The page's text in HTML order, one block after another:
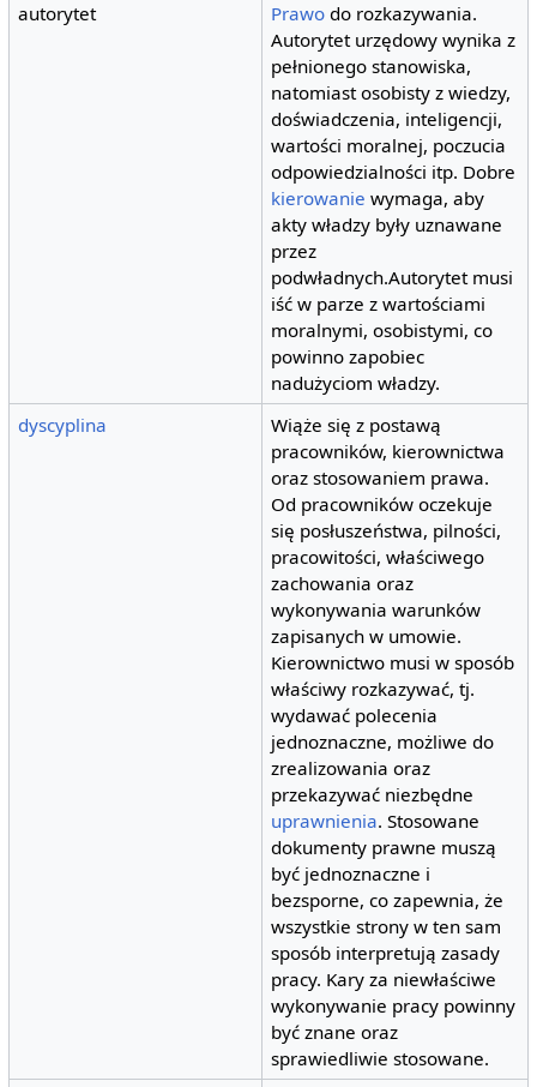
autorytet
Prawo do rozkazywania.
Autorytet urzędowy wynika z
pełnionego stanowiska,
natomiast osobisty z wiedzy,
doświadczenia, inteligencji,
wartości moralnej, poczucia
odpowiedzialności itp. Dobre
kierowanie wymaga, aby
akty władzy były uznawane
przez
podwładnych.Autorytet musi
iść w parze z wartościami
moralnymi, osobistymi, co
powinno zapobiec
nadużyciom władzy.
dyscyplina
Wiąże się z postawą
pracowników, kierownictwa
oraz stosowaniem prawa.
Od pracowników oczekuje
się posłuszeństwa, pilności,
pracowitości, właściwego
zachowania oraz
wykonywania warunków
zapisanych w umowie.
Kierownictwo musi w sposób
właściwy rozkazywać, tj.
wydawać polecenia
jednoznaczne, możliwe do
zrealizowania oraz
przekazywać niezbędne
uprawnienia. Stosowane
dokumenty prawne muszą
być jednoznaczne i
bezsporne, co zapewnia, że
wszystkie strony w ten sam
sposób interpretują zasady
pracy. Kary za niewłaściwe
wykonywanie pracy powinny
być znane oraz
sprawiedliwie stosowane.